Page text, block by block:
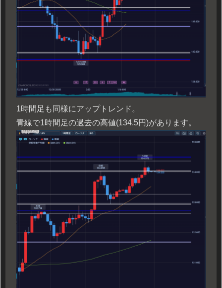
1時間足も同様にアップトレンド。
青線で1時間足の過去の高値(134.5円)があります。